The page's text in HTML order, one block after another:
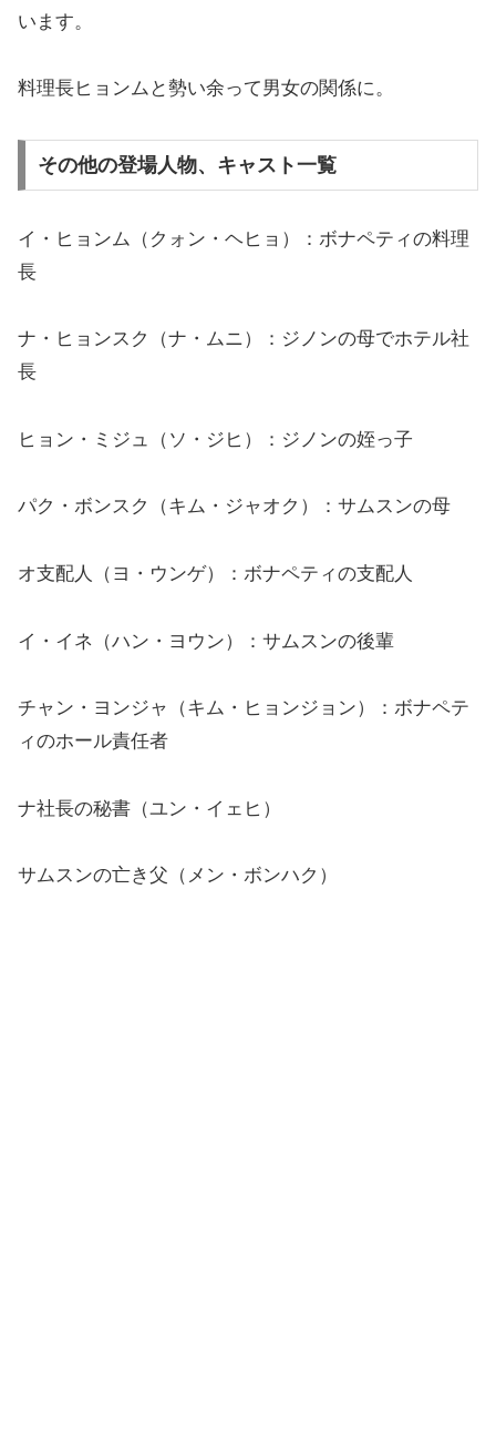
います。
料理長ヒョンムと勢い余って男女の関係に。
その他の登場人物、キャスト一覧
イ・ヒョンム（クォン・ヘヒョ）：ボナペティの料理
長
ナ・ヒョンスク（ナ・ムニ）：ジノンの母でホテル社
長
ヒョン・ミジュ（ソ・ジヒ）：ジノンの姪っ子
パク・ボンスク（キム・ジャオク）：サムスンの母
オ支配人（ヨ・ウンゲ）：ボナペティの支配人
イ・イネ（ハン・ヨウン）：サムスンの後輩
チャン・ヨンジャ（キム・ヒョンジョン）：ボナペテ
ィのホール責任者
ナ社長の秘書（ユン・イェヒ）
サムスンの亡き父（メン・ボンハク）